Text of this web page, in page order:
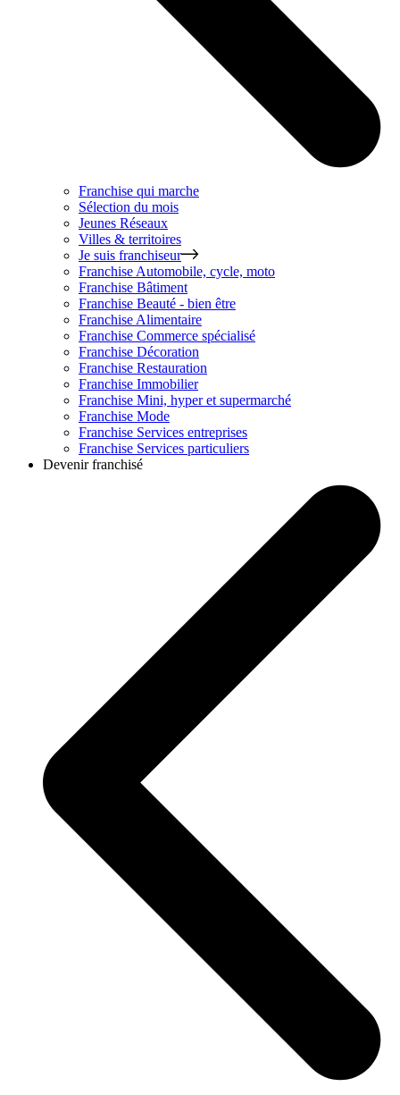
Franchise qui marche
Sélection du mois
Jeunes Réseaux
Villes & territoires
Je suis franchiseur
Franchise Automobile, cycle, moto
Franchise Bâtiment
Franchise Beauté - bien être
Franchise Alimentaire
Franchise Commerce spécialisé
Franchise Décoration
Franchise Restauration
Franchise Immobilier
Franchise Mini, hyper et supermarché
Franchise Mode
Franchise Services entreprises
Franchise Services particuliers
Devenir franchisé